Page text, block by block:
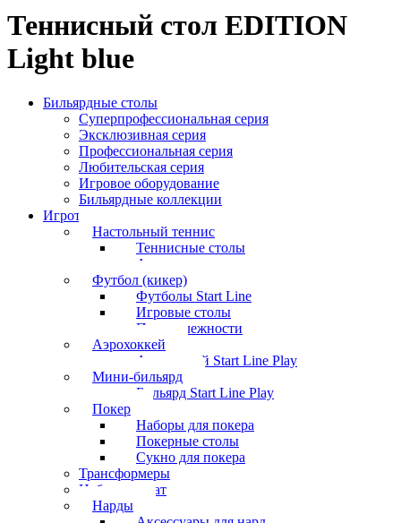
Теннисный стол EDITION
Light blue
Бильярдные столы
Суперпрофессиональная серия
Эксклюзивная серия
Профессиональная серия
Любительская серия
Игровое оборудование
Бильярдные коллекции
Игротека
Настольный теннис
Теннисные столы
Аксессуары
Футбол (кикер)
Футболы Start Line
Игровые столы
Принадлежности
Аэрохоккей
Аэрохоккей Start Line Play
Мини-бильярд
Бильярд Start Line Play
Покер
Наборы для покера
Покерные столы
Сукно для покера
Трансформеры
Набор шахмат
Нарды